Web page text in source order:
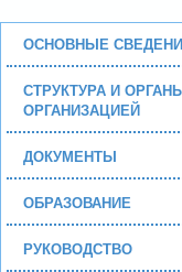
ОСНОВНЫЕ
СТРУКТУРА И
ОРГАНИЗАЦИЕЙ
ДОКУМЕНТЫ
ОБРАЗОВАНИЕ
РУКОВОДСТВО